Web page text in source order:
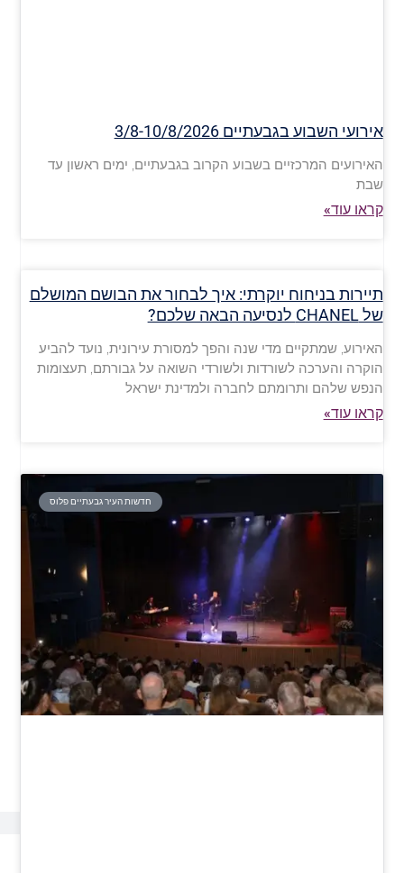
אירועי השבוע בגבעתיים 3/8-10/8/2026
האירועים המרכזיים בשבוע הקרוב בגבעתיים, ימים ראשון עד
שבת
קראו עוד»
תיירות בניחוח יוקרתי: איך לבחור את הבושם המושלם
של CHANEL לנסיעה הבאה שלכם?
האירוע, שמתקיים מדי שנה והפך למסורת עירונית, נועד להביע
הוקרה והערכה לשורדות ולשורדי השואה על גבורתם, תעצומות
הנפש שלהם ותרומתם לחברה ולמדינת ישראל
קראו עוד»
חדשות העיר גבעתיים פלוס